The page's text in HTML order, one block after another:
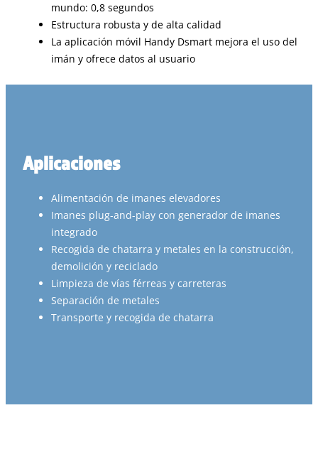
mundo: 0,8 segundos
Estructura robusta y de alta calidad
La aplicación móvil Handy Dsmart mejora el uso del
imán y ofrece datos al usuario
Aplicaciones
Alimentación de imanes elevadores
Imanes plug-and-play con generador de imanes
integrado
Recogida de chatarra y metales en la construcción,
demolición y reciclado
Limpieza de vías férreas y carreteras
Separación de metales
Transporte y recogida de chatarra